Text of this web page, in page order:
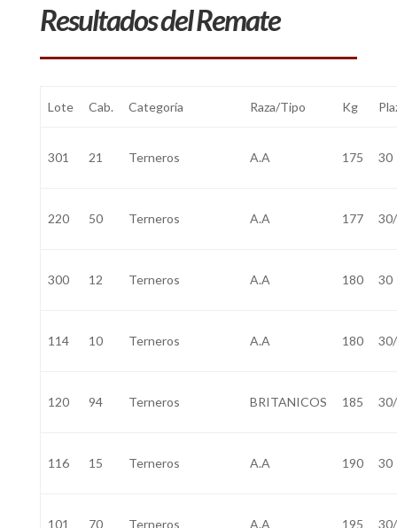
Resultados del Remate
Lote Cab. Categoría Raza/Tipo Kg
301 21 Terneros A.A 175 30
220 50 Terneros A.A 177
300 12 Terneros A.A 180 30
114 10 Terneros A.A 180
120 94 Terneros BRITANICOS 185
116 15 Terneros A.A 190 30
101 70 Terneros A.A 195